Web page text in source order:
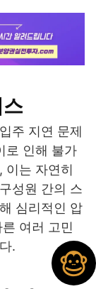
주 지연 문제
로 인해 불가
이는 자연히
성원 간의 스
심리적인 압
여러 고민
.